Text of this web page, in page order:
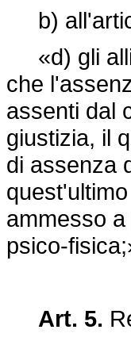
b)
«d) gli
che
assenti dal
giustizia, il
di assenza
ammesso
psico-
Art. 5.